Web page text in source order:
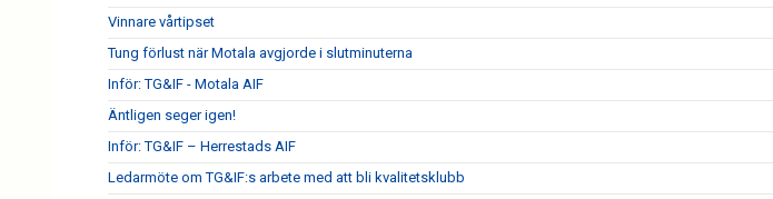
Vinnare vårtipset
Tung förlust när Motala avgjorde i slutminuterna
Inför: TG&IF - Motala AIF
Äntligen seger igen!
Inför: TG&IF – Herrestads AIF
Ledarmöte om TG&IF:s arbete med att bli kvalitetsklubb